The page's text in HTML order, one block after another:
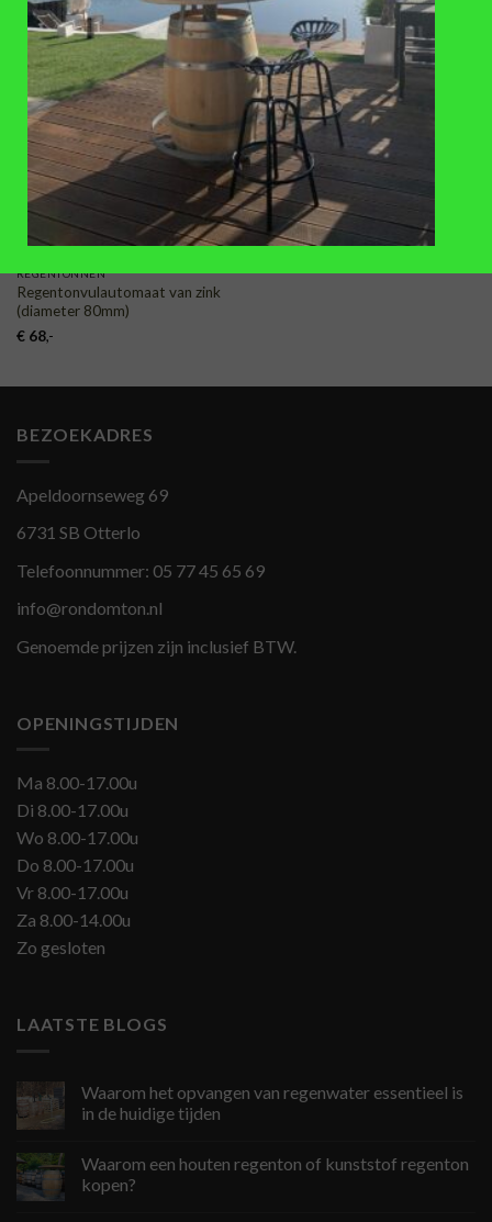
TOEVOEGEN
AAN
VERLANGLIJST
REGENTONNEN
Regentonvulautomaat van zink
(diameter 80mm)
€68,-
BEZOEKADRES
Apeldoornseweg 69
6731 SB Otterlo
Telefoonnummer: 05 77 45 65 69
info@rondomton.nl
Genoemde prijzen zijn inclusief BTW.
OPENINGSTIJDEN
Ma 8.00-17.00u
Di 8.00-17.00u
Wo 8.00-17.00u
Do 8.00-17.00u
Vr 8.00-17.00u
Za 8.00-14.00u
Zo gesloten
LAATSTE BLOGS
Waarom het opvangen van regenwater essentieel is
in de huidige tijden
Waarom een houten regenton of kunststof regenton
kopen?